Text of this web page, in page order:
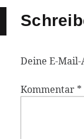
Deine E-
Kommentar *